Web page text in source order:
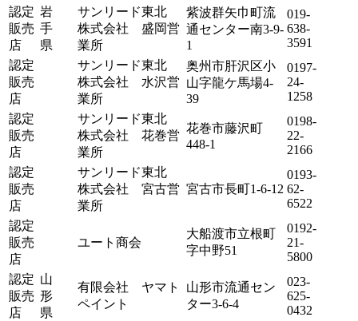
認定
販売
店
岩
手
県
サンリード東北
株式会社 盛岡営
業所
紫波群矢巾町流
通センター南3-9-
1
019-
638-
3591
認定
販売
店
サンリード東北
株式会社 水沢営
業所
奥州市肝沢区小
山字龍ケ馬場4-
39
0197-
24-
1258
認定
販売
店
サンリード東北
株式会社 花巻営
業所
花巻市藤沢町
448-1
0198-
22-
2166
認定
販売
店
サンリード東北
株式会社 宮古営
業所
宮古市長町1-6-12
0193-
62-
6522
認定
販売
店
ユート商会
大船渡市立根町
字中野51
0192-
21-
5800
認定
販売
店
山
形
県
有限会社 ヤマト
ペイント
山形市流通セン
ター3-6-4
023-
625-
0432